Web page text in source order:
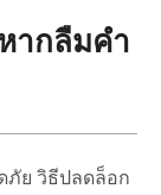
ากลืมคํา
ภัย วิธีปลดล็อก